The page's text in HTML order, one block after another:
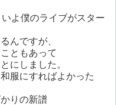
よ僕のライブがスター
んですが、
ともあって
にしました。
服にすればよかった
りの新譜